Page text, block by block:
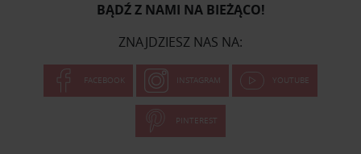
BĄDŹ Z NAMI NA BIEŻĄCO!
ZNAJDZIESZ NAS NA:
FACEBOOK INSTAGRAM YOUTUBE
PINTEREST